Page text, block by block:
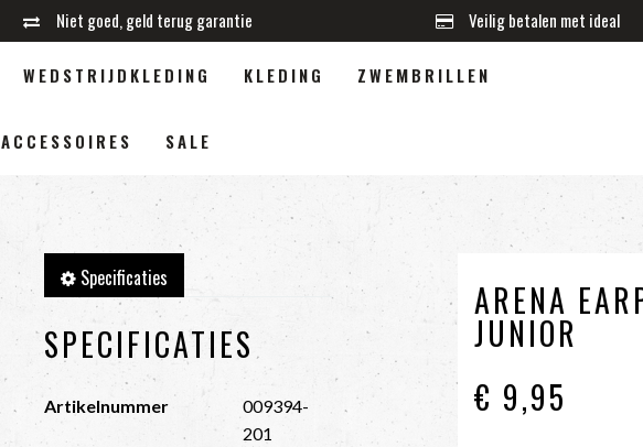
Niet goed, geld terug garantie Veilig betalen met ideal
WEDSTRIJDKLEDING KLEDING ZWEMBRILLEN
ACCESSOIRES SALE
Specificaties
SPECIFICATIES
Artikelnummer
009394-
201
ARENA
JUNIOR
€ 9,95